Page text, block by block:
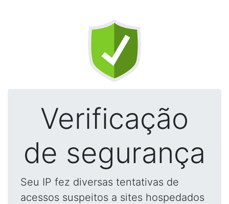
Verificação
de segurança
Seu IP fez diversas tentativas de
acessos suspeitos a sites hospedados